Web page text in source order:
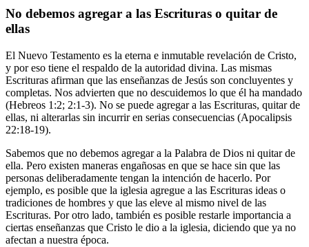
No debemos agregar a las Escrituras o quitar de
ellas
El Nuevo Testamento es la eterna e inmutable revelación de Cristo,
y por eso tiene el respaldo de la autoridad divina. Las mismas
Escrituras afirman que las enseñanzas de Jesús son concluyentes y
completas. Nos advierten que no descuidemos lo que él ha mandado
(Hebreos 1:2; 2:1-3). No se puede agregar a las Escrituras, quitar de
ellas, ni alterarlas sin incurrir en serias consecuencias (Apocalipsis
22:18-19).
Sabemos que no debemos agregar a la Palabra de Dios ni quitar de
ella. Pero existen maneras engañosas en que se hace sin que las
personas deliberadamente tengan la intención de hacerlo. Por
ejemplo, es posible que la iglesia agregue a las Escrituras ideas o
tradiciones de hombres y que las eleve al mismo nivel de las
Escrituras. Por otro lado, también es posible restarle importancia a
ciertas enseñanzas que Cristo le dio a la iglesia, diciendo que ya no
afectan a nuestra época.